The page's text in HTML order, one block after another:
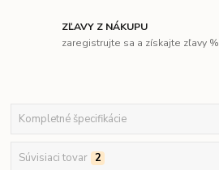
ZĽAVY Z NÁKUPU
zaregistrujte sa a získajte zľavy %
Kompletné špecifikácie
Súvisiaci tovar 2